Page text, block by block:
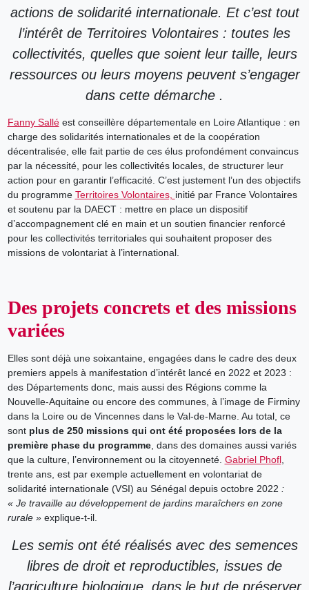
actions de solidarité internationale. Et c’est tout
l’intérêt de Territoires Volontaires : toutes les
collectivités, quelles que soient leur taille, leurs
ressources ou leurs moyens peuvent s’engager
dans cette démarche .
Fanny Salléest conseillère départementale en Loire Atlantique : en
charge des solidarités internationales et de la coopération
décentralisée, elle fait partie de ces élus profondément convaincus
par la nécessité, pour les collectivités locales, de structurer leur
action pour en garantir l’efficacité. C’est justement l’un des objectifs
du programme Territoires Volontaires, initié par France Volontaires
et soutenu par la DAECT : mettre en place un dispositif
d’accompagnement clé en main et un soutien financier renforcé
pour les collectivités territoriales qui souhaitent proposer des
missions de volontariat à l’international.
Des projets concrets et des missions
variées
Elles sont déjà une soixantaine, engagées dans le cadre des deux
premiers appels à manifestation d’intérêt lancé en 2022 et 2023 :
des Départements donc, mais aussi des Régions comme la
Nouvelle-Aquitaine ou encore des communes, à l’image de Firminy
dans la Loire ou de Vincennes dans le Val-de-Marne. Au total, ce
sont plus de 250 missions qui ont été proposées lors de la
première phase du programme, dans des domaines aussi variés
que la culture, l’environnement ou la citoyenneté. Gabriel Phofl,
trente ans, est par exemple actuellement en volontariat de
solidarité internationale (VSI) au Sénégal depuis octobre 2022 :
« Je travaille au développement de jardins maraîchers en zone
rurale » explique-t-il.
Les semis ont été réalisés avec des semences
libres de droit et reproductibles, issues de
l’agriculture biologique, dans le but de préserver